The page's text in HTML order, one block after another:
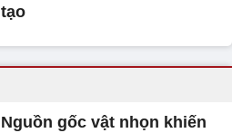
tạo
Nguồn gốc vật nhọn khiến